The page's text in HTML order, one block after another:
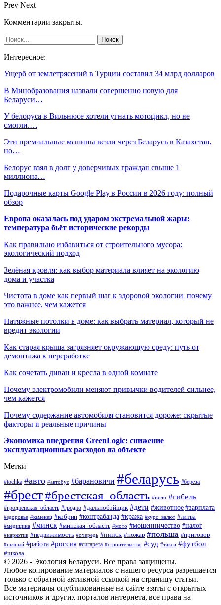
Prev Next
Комментарии закрыты.
Интересное:
Ущерб от землетрясений в Турции составил 34 млрд долларов
В Минобразования назвали совершенно новую для
Беларуси…
У белоруса в Вильнюсе хотели угнать мотоцикл, но не
смогли.…
Эти премиальные машины везли через Беларусь в Казахстан,
но…
Белорус взял в долг у доверчивых граждан свыше 1
миллиона…
Подарочные карты Google Play в России в 2026 году: полный
обзор
Европа оказалась под ударом экстремальной жары:
температура бьёт исторические рекорды
Как правильно избавиться от строительного мусора:
экологический подход
Зелёная кровля: как выбор материала влияет на экологию
дома и участка
Чистота в доме как первый шаг к здоровой экологии: почему
это важнее, чем кажется
Натяжные потолки в доме: как выбрать материал, который не
вредит экологии
Как старая крыша загрязняет окружающую среду: путь от
демонтажа к переработке
Как сочетать диван и кресла в одной комнате
Почему электромобили меняют привычки водителей сильнее,
чем кажется
Почему содержание автомобиля становится дороже: скрытые
факторы и реальные причины
Экономика внедрения GreenLogic: снижение
эксплуатационных расходов на объекте
Метки
#tochka #авто #автобус #барановичи #беларусь #берёза
#брест#брестская_область #вело #гибель
#гродненская_область #гродно #дальнобойщик #дети #животное #зарплата
#здоровье #каменец #кобрин #контрабанда #кража #курс_валют #литва
#медицина #минск #минская_область #мото #мошенничество #налог
#наркотик #недвижимость #очередь #пинск #пожар #польша #приговор
#пьяный #работа #россия #сигарета #строительство #суд #такси #футбол
#школа
© 2026 - Экология Беларуси. Все права защищены.
Любое копирование материалов с нашего ресурса разрешается
только с обратной активной ссылкой на страницу статьи.
Все материалы опубликованные на сайте взяты с открытых
источников и других порталов интернета, все права на